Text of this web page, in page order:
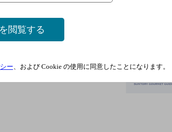
閲覧する
ー、および Cookie の使用に同意したことになります。